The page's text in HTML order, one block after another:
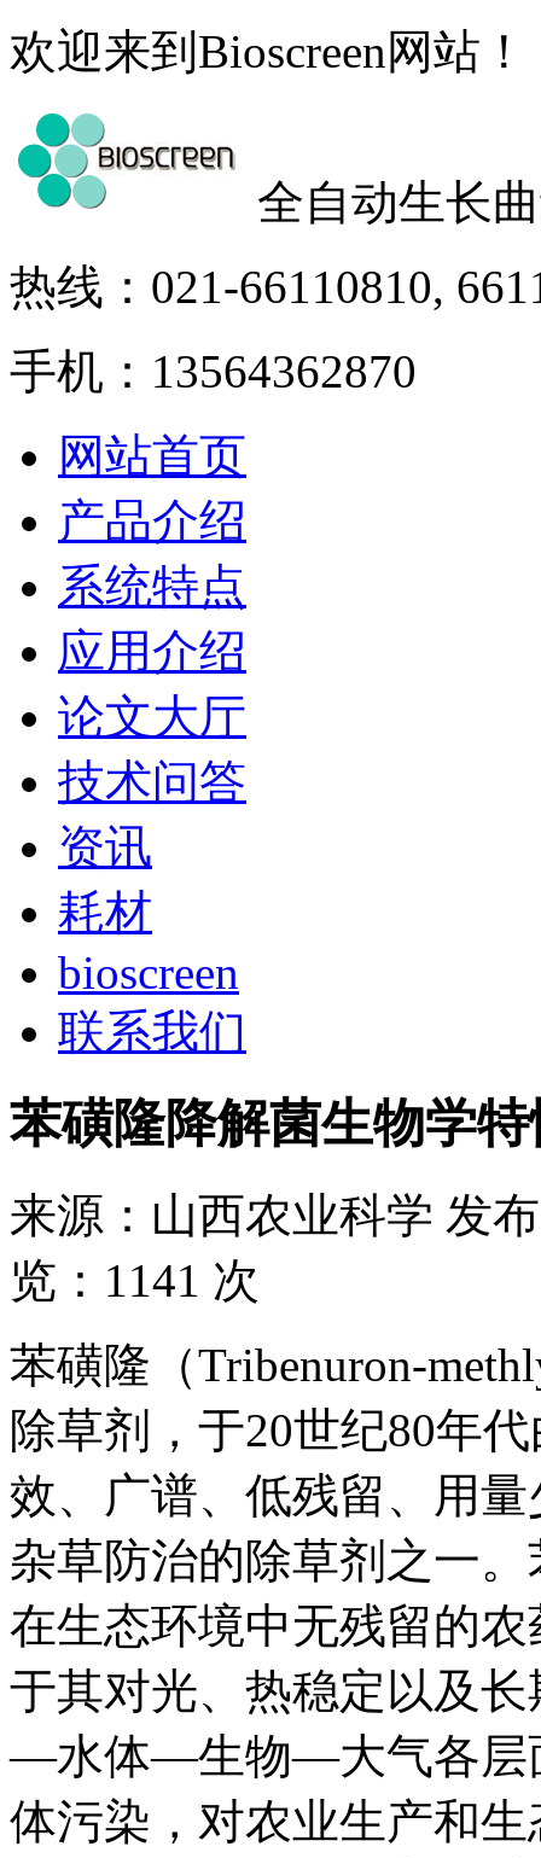
欢迎来到Bioscreen网站！
全自动生长
热线：021-66110810,
手机：13564362870
网站首页
产品介绍
系统特点
应用介绍
论文大厅
技术问答
资讯
耗材
bioscreen
联系我们
苯磺隆降解菌生物学
来源： 山西农业科学 发
览： 1141 次
苯磺隆（Tribenuron-
除草剂，于20世纪80年
效、广谱、低残留、用
杂草防治的除草剂之一
在生态环境中无残留的
于其对光、热稳定以及
—水体—生物—大气各层
体污染，对农业生产和